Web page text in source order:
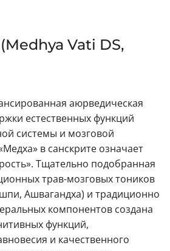
Vati DS,
аюрведическая
естественных функций
системы и мозговой
в санскрите означает
Тщательно подобранная
трав-мозговых тоников
Ашвагандха) и традиционно
компонентов создана
функций,
и качественного